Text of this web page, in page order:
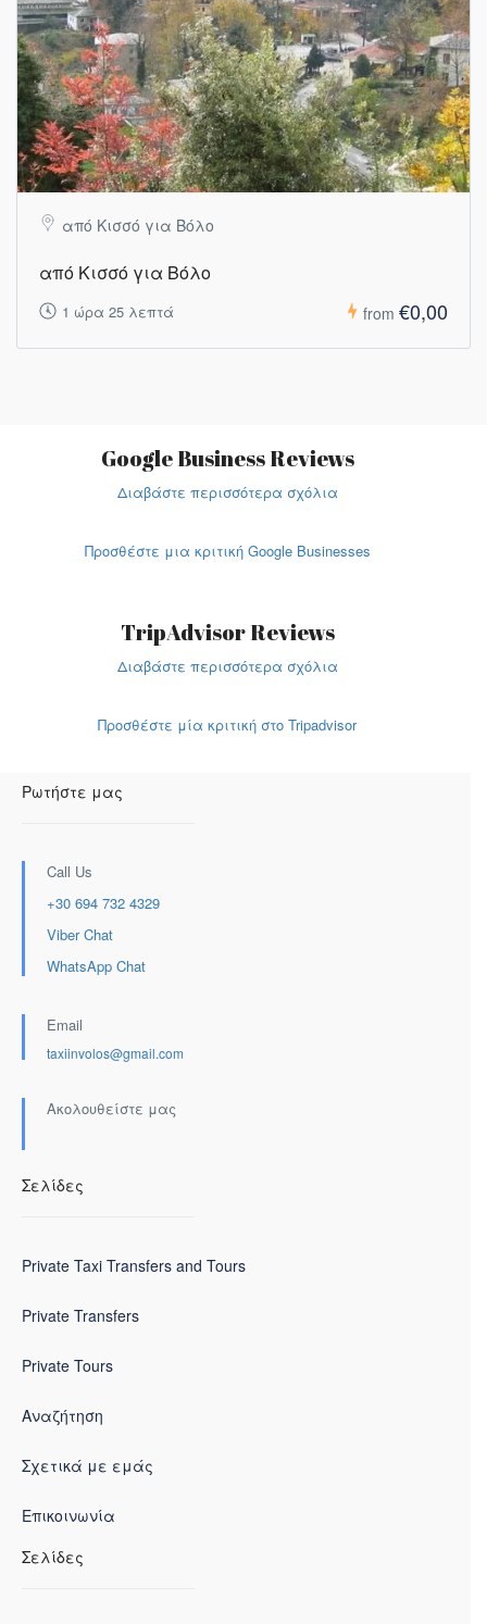
από Κισσό για Βόλο
από Κισσό για Βόλο
1 ώρα 25 λεπτά from €0,00
Google Business Reviews
Διαβάστε περισσότερα σχόλια
Προσθέστε μια κριτική Google Businesses
TripAdvisor Reviews
Διαβάστε περισσότερα σχόλια
Προσθέστε μία κριτική στο Tripadvisor
Ρωτήστε μας
Call Us
+30 694 732 4329
Viber Chat
WhatsApp Chat
Email
taxiinvolos@gmail.com
Ακολουθείστε μας
Σελίδες
Private Taxi Transfers and Tours
Private Transfers
Private Tours
Αναζήτηση
Σχετικά με εμάς
Επικοινωνία
Σελίδες